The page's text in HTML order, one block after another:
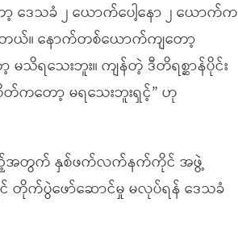
ေသခံ ၂ ယောက်ပေါ့နော ၂ ယောက်က
ယ်။ နောက်တစ်ယောက်ကျတော့
ရသေးဘူး။ ကျန်တဲ့ ဒီတိရစ္ဆာန်ပိုင်း
တ်ကတော့ မရသေးဘူးရှင့်” ဟု
ခဲ့ရသည့်အတွက် နှစ်ဖက်လက်နက်ကိုင် အဖွဲ့
င် တိုက်ပွဲဖော်ဆောင်မှု မလုပ်ရန် ဒေသခံ